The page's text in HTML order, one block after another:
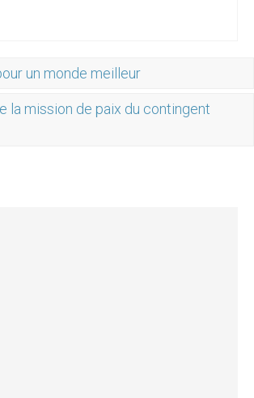
un monde meilleur
la mission de paix du contingent